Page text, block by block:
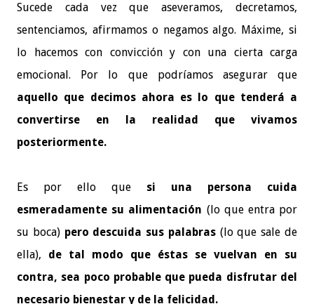
Sucede cada vez que aseveramos, decretamos,
sentenciamos, afirmamos o negamos algo. Máxime, si
lo hacemos con convicción y con una cierta carga
emocional. Por lo que podríamos asegurar que
aquello que decimos ahora es lo que tenderá a
convertirse en la realidad que vivamos
posteriormente.
Es por ello que si una persona cuida
esmeradamente su alimentación (lo que entra por
su boca) pero descuida sus palabras(lo que sale de
ella), de tal modo que éstas se vuelvan en su
contra, sea poco probable que pueda disfrutar del
necesario bienestar y de la felicidad.